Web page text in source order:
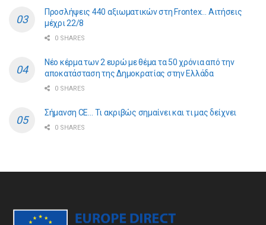
Προσλήψεις 440 αξιωματικών στη Frontex… Αιτήσεις
μέχρι 22/8
0 SHARES
Νέο κέρμα των 2 ευρώ με θέμα τα 50 χρόνια από την
αποκατάσταση της Δημοκρατίας στην Ελλάδα
0 SHARES
Σήμανση CE… Τι ακριβώς σημαίνει και τι μας δείχνει
0 SHARES